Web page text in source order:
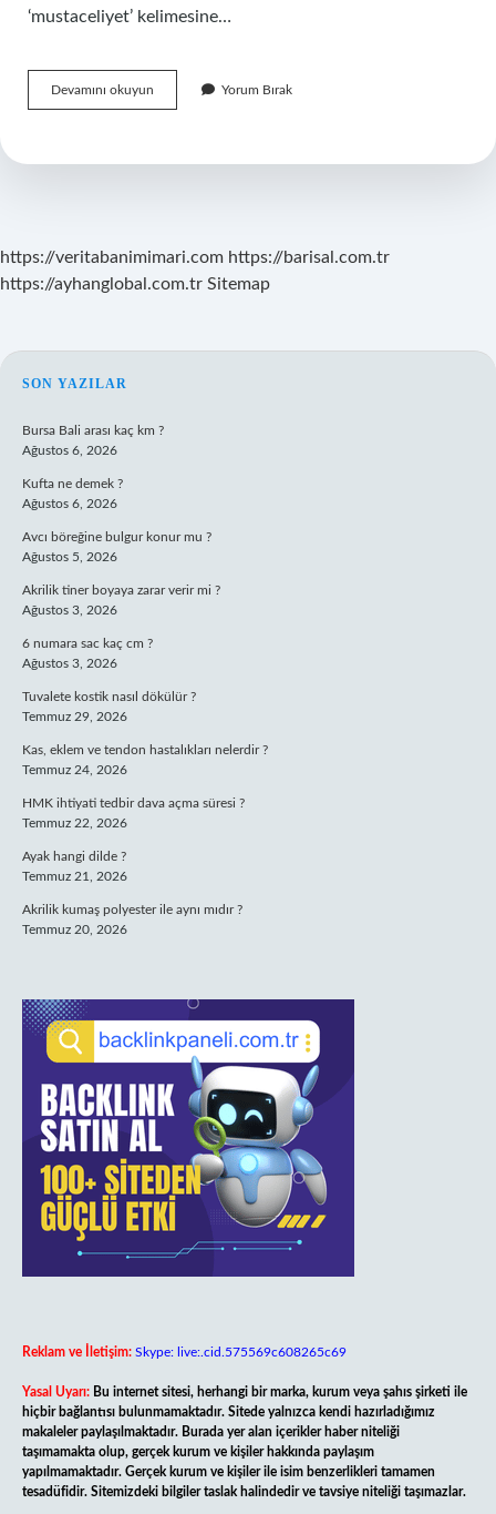
‘mustaceliyet’ kelimesine…
Devamını okuyun Ivedilikle
Göndermek
Yorum Bırak
https://veritabanimimari.com https://barisal.com.tr
https://ayhanglobal.com.tr Sitemap
SIDEBAR
SON YAZILAR
Bursa Bali arası kaç km ?
Ağustos 6, 2026
Kufta ne demek ?
Ağustos 6, 2026
Avcı böreğine bulgur konur mu ?
Ağustos 5, 2026
Akrilik tiner boyaya zarar verir mi ?
Ağustos 3, 2026
6 numara sac kaç cm ?
Ağustos 3, 2026
Tuvalete kostik nasıl dökülür ?
Temmuz 29, 2026
Kas, eklem ve tendon hastalıkları nelerdir ?
Temmuz 24, 2026
HMK ihtiyati tedbir dava açma süresi ?
Temmuz 22, 2026
Ayak hangi dilde ?
Temmuz 21, 2026
Akrilik kumaş polyester ile aynı mıdır ?
Temmuz 20, 2026
Reklam ve İletişim: Skype: live:.cid.575569c608265c69
Yasal Uyarı: Bu internet sitesi, herhangi bir marka, kurum veya şahıs şirketi ile
hiçbir bağlantısı bulunmamaktadır. Sitede yalnızca kendi hazırladığımız
makaleler paylaşılmaktadır. Burada yer alan içerikler haber niteliği
taşımamakta olup, gerçek kurum ve kişiler hakkında paylaşım
yapılmamaktadır. Gerçek kurum ve kişiler ile isim benzerlikleri tamamen
tesadüfidir. Sitemizdeki bilgiler taslak halindedir ve tavsiye niteliği taşımazlar.